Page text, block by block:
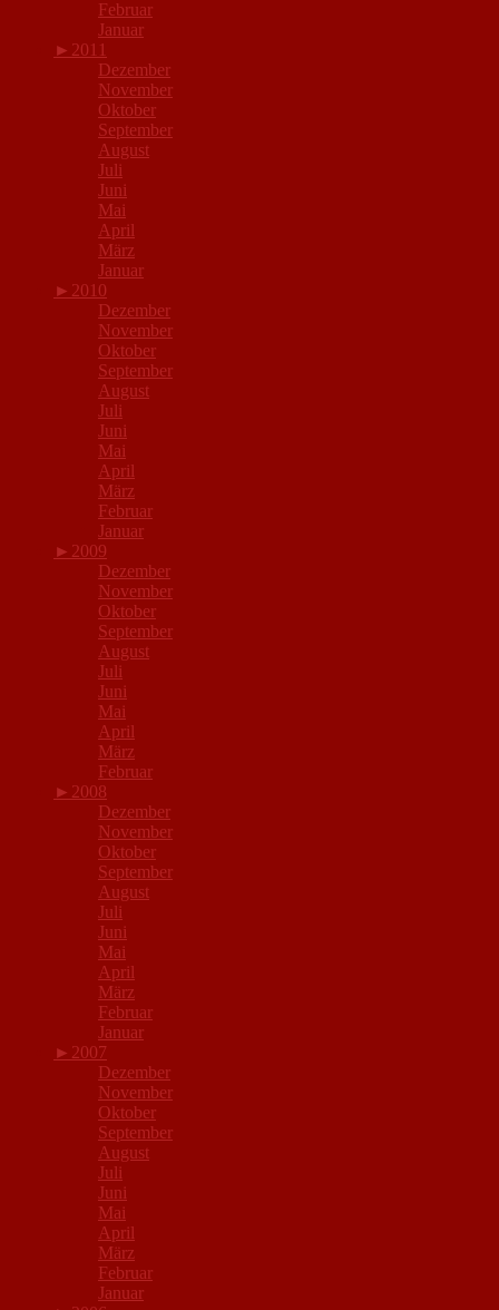
Februar
Januar
► 2011
Dezember
November
Oktober
September
August
Juli
Juni
Mai
April
März
Januar
► 2010
Dezember
November
Oktober
September
August
Juli
Juni
Mai
April
März
Februar
Januar
► 2009
Dezember
November
Oktober
September
August
Juli
Juni
Mai
April
März
Februar
► 2008
Dezember
November
Oktober
September
August
Juli
Juni
Mai
April
März
Februar
Januar
► 2007
Dezember
November
Oktober
September
August
Juli
Juni
Mai
April
März
Februar
Januar